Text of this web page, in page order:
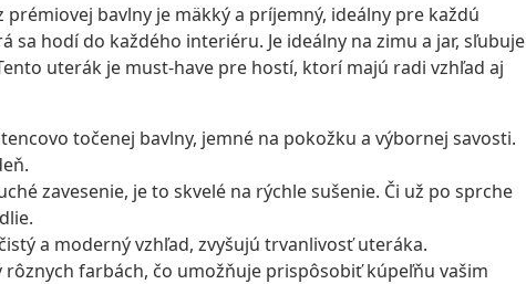
bavlny je mäkký a príjemný, ideálny pre každú
hodí do každého interiéru. Je ideálny na zimu a jar, sľubuje
uterák je must-have pre hostí, ktorí majú radi vzhľad aj
točenej bavlny, jemné na pokožku a výbornej savosti.
zavesenie, je to skvelé na rýchle sušenie. Či už po sprche
a moderný vzhľad, zvyšujú trvanlivosť uteráka.
rôznych farbách, čo umožňuje prispôsobiť kúpeľňu vašim